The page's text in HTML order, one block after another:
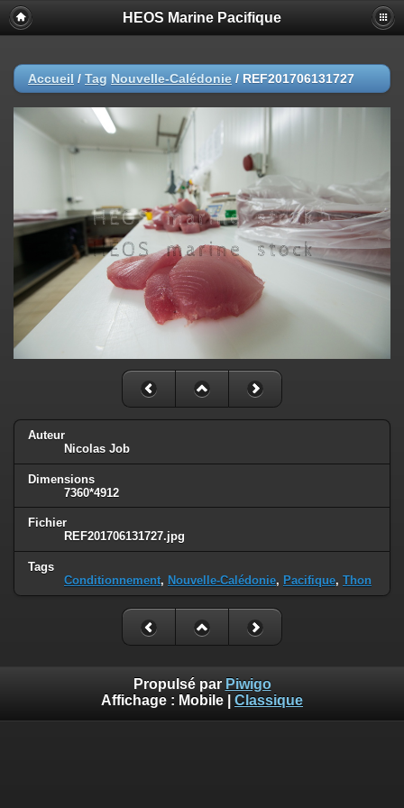
HEOS Marine Pacifique
Accueil / Tag Nouvelle-Calédonie / REF201706131727
Auteur
Nicolas Job
Dimensions
7360*4912
Fichier
REF201706131727.jpg
Tags
Conditionnement, Nouvelle-Calédonie, Pacifique, Thon
Propulsé par Piwigo
Affichage : Mobile Classique